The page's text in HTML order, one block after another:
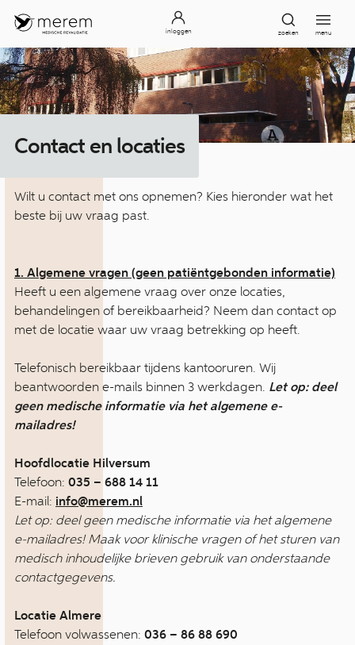
inloggen zoeken menu
Contact en locaties
Wilt u contact met ons opnemen? Kies hieronder wat het
beste bij uw vraag past.
1. Algemene vragen (geen patiëntgebonden informatie)
Heeft u een algemene vraag over onze locaties,
behandelingen of bereikbaarheid? Neem dan contact op
met de locatie waar uw vraag betrekking op heeft.
Telefonisch bereikbaar tijdens kantooruren. Wij
beantwoorden e-mails binnen 3 werkdagen. Let op: deel
geen medische informatie via het algemene e-
mailadres!
Hoofdlocatie Hilversum
Telefoon: 035 – 688 14 11
E-mail: info@merem.nl
Letop: deel geen medische informatie via het algemene
e-mailadres! Maak voor klinische vragen of het sturen van
medisch inhoudelijke brieven gebruik van onderstaande
contactgegevens.
Locatie Almere
Telefoon volwassenen: 036 – 86 88 690